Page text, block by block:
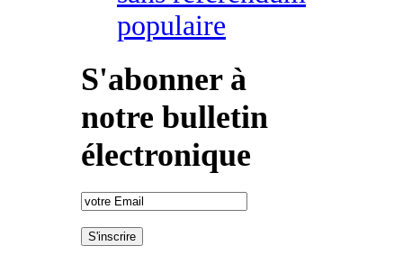
populaire
S'abonner à
notre bulletin
électronique